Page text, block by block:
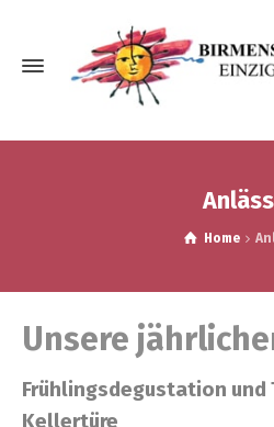
Home
Unse­re
Früh­lings­de­gu­sta­ti­on und
Kellertüre